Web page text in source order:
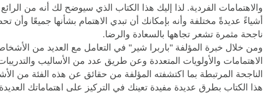
والاهتمامات الفردية. لذا إليك هذا الكتاب الذي سيوضح لك أنه من
أشياءً عديدةً مختلفة وأنه بإمكانك أن تبدي الاهتمام بشأنها جميعًا وأن
ناجحة مثمرة تشعر تجاهها بالسعادة والرضا.
ومن خلال خبرة المؤلفة "باربرا شير" في التعامل مع العديد من
الاهتمامات والأولويات المتعددة وعن طريق عدد من الأساليب
الناجحة المرتبطة بما اكتشفته المؤلفة من حقائق عن هذه الفئة من
هذا الكتاب بطرق عديدة مفيدة تعينك في التركيز على اهتماماتك